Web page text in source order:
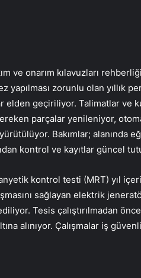
ve onarım kılavuzları
yapılması zorunlu olan yıllık
elden geçiriliyor. Talimatlar ve
parçalar yenileniyor,
Bakımlar; alanında
kontrol ve kayıtlar güncel
kontrol testi (MRT) yıl
sağlayan elektrik
Tesis çalıştırılmadan
alınıyor. Çalışmalar iş